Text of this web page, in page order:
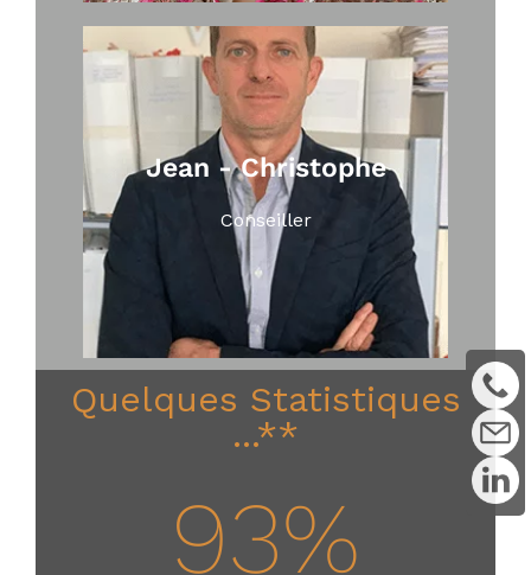
Jean - Christophe
Conseiller
Quelques Statistiques
...**
93%